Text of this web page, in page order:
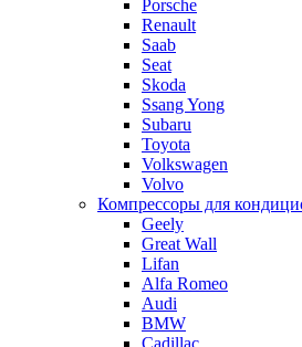
Porsche
Renault
Saab
Seat
Skoda
Ssang Yong
Subaru
Toyota
Volkswagen
Volvo
Компрессоры для
Geely
Great Wall
Lifan
Alfa Romeo
Audi
BMW
Cadillac